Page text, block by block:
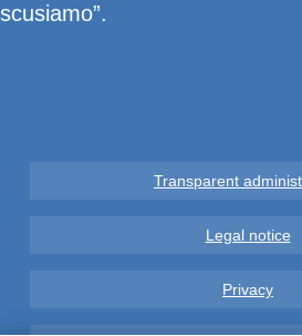
scusiamo”.
Transparent
Legal notice
Privacy